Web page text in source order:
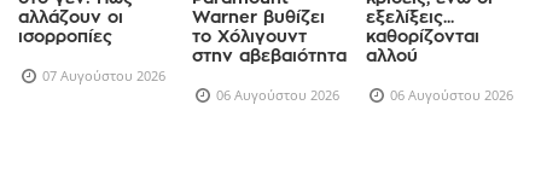
αλλάζουν οι
ισορροπίες
07 Αυγούστου 2026
Warner βυθίζει
το Χόλιγουντ
στην αβεβαιότητα
06 Αυγούστου 2026
εξελίξεις...
καθορίζονται
αλλού
06 Αυγούστου 2026